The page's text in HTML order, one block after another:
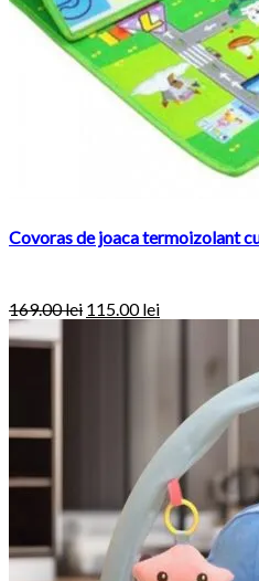
Covoras de joaca termoizolant
169.00lei 115.00lei